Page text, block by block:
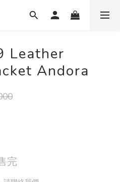
Leather
Andora
完